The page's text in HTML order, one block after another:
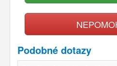
Podobné dotazy